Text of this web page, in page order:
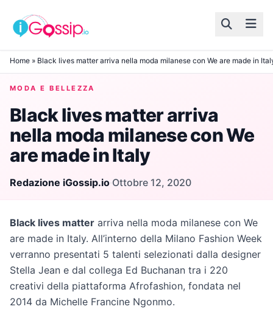
Skip to content
Home » Black lives matter arriva nella moda milanese con We are made in
MODA E BELLEZZA
Black lives matter arriva
nella moda milanese con We
are made in Italy
Redazione iGossip.io·Ottobre 12, 2020
Black lives matter arriva nella moda milanese con We
are made in Italy. All’interno della Milano Fashion Week
verranno presentati 5 talenti selezionati dalla designer
Stella Jean e dal collega Ed Buchanan tra i 220
creativi della piattaforma Afrofashion, fondata nel
2014 da Michelle Francine Ngonmo.